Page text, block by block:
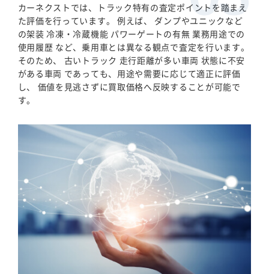
カーネクストでは、トラック特有の査定ポイントを踏まえ
た評価を行っています。 例えば、 ダンプやユニックなど
の架装 冷凍・冷蔵機能 パワーゲートの有無 業務用途での
使用履歴 など、乗用車とは異なる観点で査定を行います。
そのため、 古いトラック 走行距離が多い車両 状態に不安
がある車両 であっても、用途や需要に応じて適正に評価
し、 価値を見逃さずに買取価格へ反映することが可能で
す。